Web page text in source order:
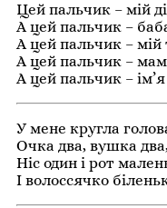
Цей пальчик – мій
А цей пальчик –
А цей пальчик – мій
А цей пальчик –
А цей пальчик –
У мене кругла
Очка два, вушка два,
Ніс один і рот
І волоссячко